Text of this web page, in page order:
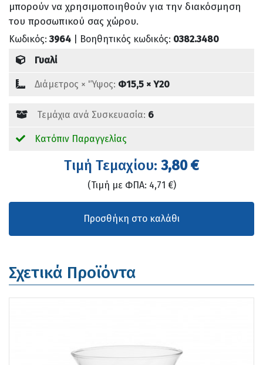
μπορούν να χρησιμοποιηθούν για την διακόσμηση
του προσωπικού σας χώρου.
Κωδικός:3964 | Βοηθητικός κωδικός: 0382.3480
Γυαλί
Διάμετρος × 'Ύψος: Φ15,5 × Υ20
Τεμάχια ανά Συσκευασία: 6
Κατόπιν Παραγγελίας
Tιμή Τεμαχίου: 3,80 €
(Τιμή με ΦΠΑ: 4,71 €)
Σχετικά Προϊόντα